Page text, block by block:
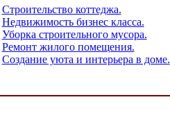
Строительство коттеджа.
Недвижимость бизнес класса.
Уборка строительного мусора.
Ремонт жилого помещения.
Создание уюта и интерьера в доме.